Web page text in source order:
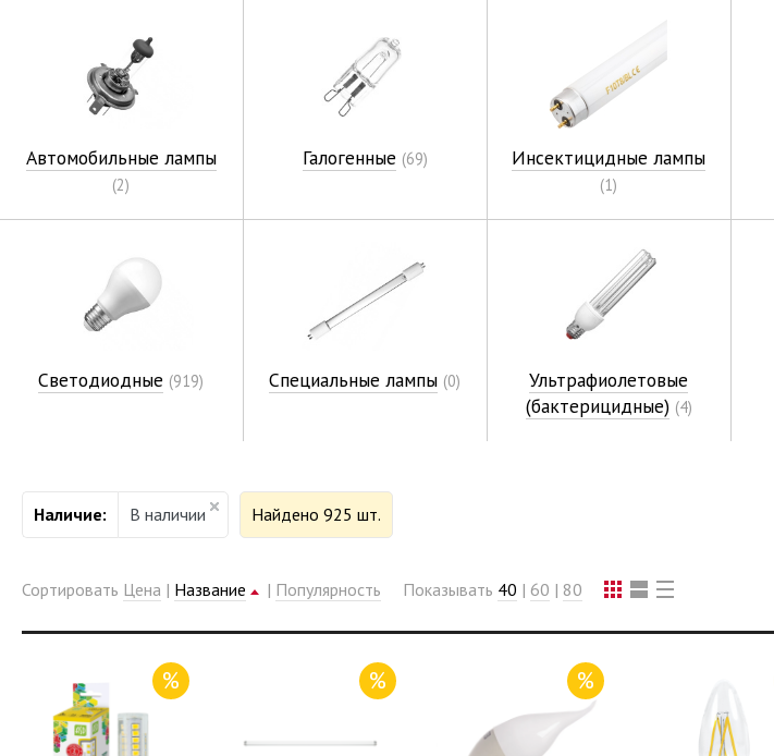
Автомобильные лампы
(2)
Галогенные (69) Инсектицидные лампы
(1)
Светодиодные (919) Специальные лампы (0)
Ультрафиолетовые
(бактерицидные) (4)
Наличие: В наличии Найдено 925 шт.
Сортировать Цена | Название | Популярность Показывать 40 | 60 | 80
% % %